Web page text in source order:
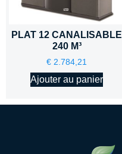
PLAT 12 CANALISABLE
240 M³
€ 2.784,21
Ajouter au panier